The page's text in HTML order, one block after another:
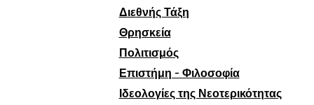
Διεθνής Τάξη
Θρησκεία
Πολιτισμός
Επιστήμη - Φιλοσοφία
Ιδεολογίες της Νεοτερικότητας